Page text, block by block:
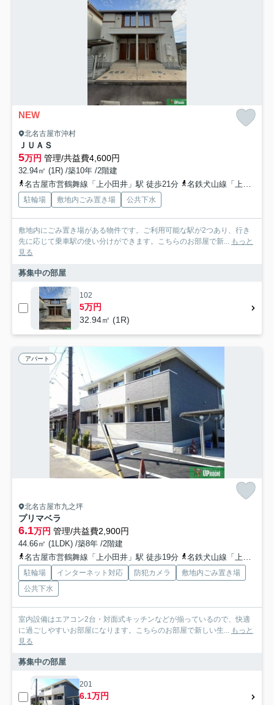
NEW
北名古屋市沖村
ＪＵＡＳ
5万円 管理/共益費4,600円
32.94㎡ (1R) /築10年 /2階建
名古屋市営鶴舞線「上小田井」駅 徒歩21分
名鉄犬山線「上小田井」駅 徒歩21分
駐輪場 敷地内ごみ置き場 公共下水
敷地内にごみ置き場がある物件です。ご利用可能な駅が2つあり、行き
先に応じて乗車駅の使い分けができます。こちらのお部屋で新... もっと
見る
募集中の部屋
102
5万円
32.94㎡ (1R)
アパート
北名古屋市九之坪
プリマベラ
6.1万円 管理/共益費2,900円
44.66㎡ (1LDK) /築8年 /2階建
名古屋市営鶴舞線「上小田井」駅 徒歩19分
名鉄犬山線「上小田井」駅 徒歩19分
駐輪場 インターネット対応 防犯カメラ
敷地内ごみ置き場
公共下水
室内設備はエアコン2台・対面式キッチンなどが揃っているので、快適
に過ごしやすいお部屋になります。こちらのお部屋で新しい生... もっと
見る
募集中の部屋
201
6.1万円